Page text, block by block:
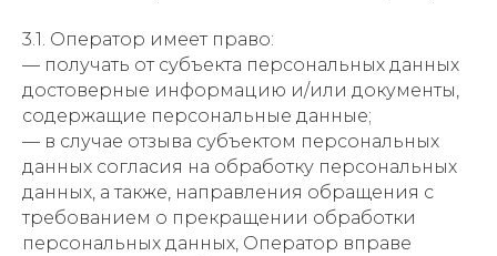
3.1. Оператор имеет право:
— получать от субъекта персональных данных
достоверные информацию и/или документы,
содержащие персональные данные;
— в случае отзыва субъектом персональных
данных согласия на обработку персональных
данных, а также, направления обращения с
требованием о прекращении обработки
персональных данных, Оператор вправе